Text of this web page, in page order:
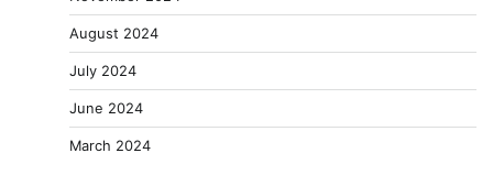
August 2024
July 2024
June 2024
March 2024